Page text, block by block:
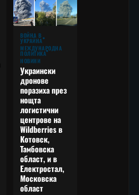
ВОЙНА В
УКРАЙНА
МЕЖДУНАРОДНА
ПОЛИТИКА
НОВИНИ
Украински
дронове
поразиха през
нощта
логистични
центрове на
Wildberries в
Котовск,
Тамбовска
област, и в
Електростал,
Московска
област